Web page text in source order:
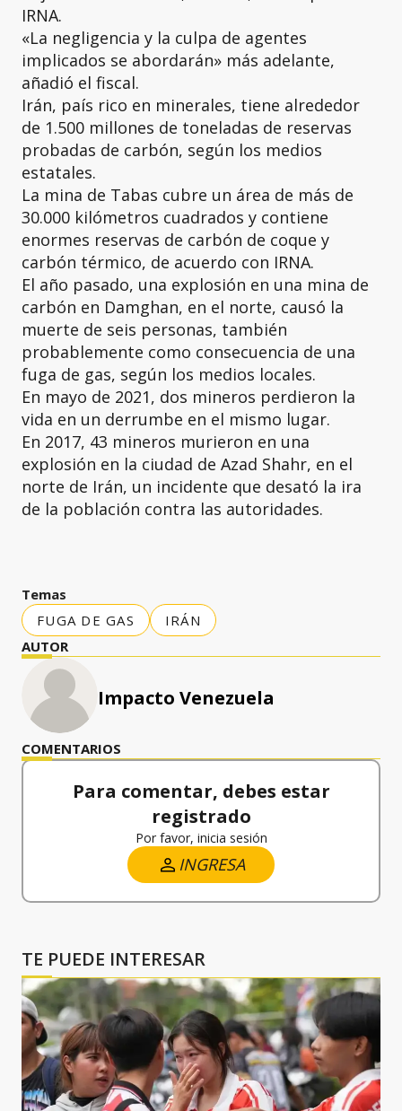
IRNA.
«La negligencia y la culpa de agentes
implicados se abordarán» más adelante,
añadió el fiscal.
Irán, país rico en minerales, tiene alrededor
de 1.500 millones de toneladas de reservas
probadas de carbón, según los medios
estatales.
La mina de Tabas cubre un área de más de
30.000 kilómetros cuadrados y contiene
enormes reservas de carbón de coque y
carbón térmico, de acuerdo con IRNA.
El año pasado, una explosión en una mina de
carbón en Damghan, en el norte, causó la
muerte de seis personas, también
probablemente como consecuencia de una
fuga de gas, según los medios locales.
En mayo de 2021, dos mineros perdieron la
vida en un derrumbe en el mismo lugar.
En 2017, 43 mineros murieron en una
explosión en la ciudad de Azad Shahr, en el
norte de Irán, un incidente que desató la ira
de la población contra las autoridades.
Temas
FUGA DE GAS
IRÁN
AUTOR
Impacto Venezuela
COMENTARIOS
Para comentar, debes estar
registrado
Por favor, inicia sesión
INGRESA
TE PUEDE INTERESAR